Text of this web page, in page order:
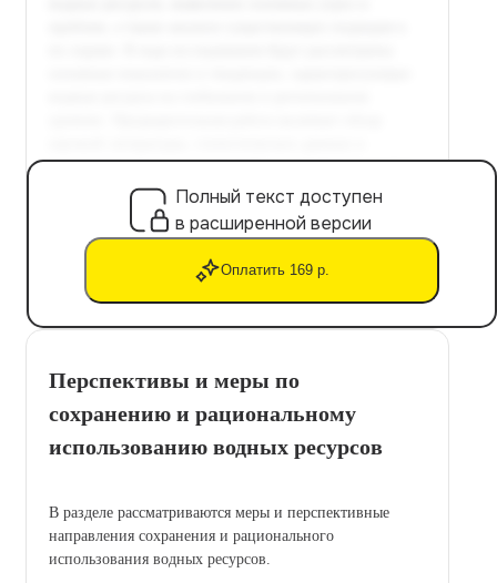
Полный текст доступен
в расширенной версии
Оплатить 169 р.
Перспективы и меры по
сохранению и рациональному
использованию водных ресурсов
В разделе рассматриваются меры и перспективные
направления сохранения и рационального
использования водных ресурсов.